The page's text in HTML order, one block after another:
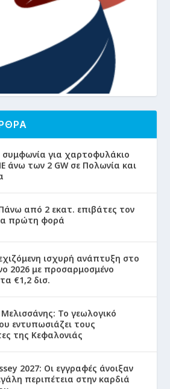
για χαρτοφυλάκιο
άνω των 2 GW σε Πολωνία και
Πάνω από 2 εκατ. επιβάτες τον
πρώτη φορά
ισχυρή ανάπτυξη στο
2026 με προσαρμοσμένο
€1,2 δισ.
Το γεωλογικό
εντυπωσιάζει τους
της Κεφαλονιάς
2027: Οι εγγραφές άνοιξαν
περιπέτεια στην καρδιά